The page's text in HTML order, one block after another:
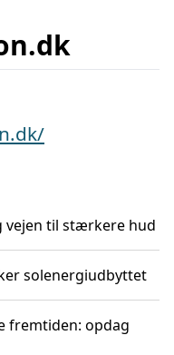
vejen til stærkere hud
solenergiudbyttet
fremtiden: opdag